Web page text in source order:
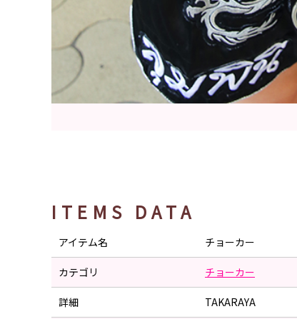
ITEMS DATA
アイテム名 チョーカー
カテゴリ チョーカー
詳細 TAKARAYA